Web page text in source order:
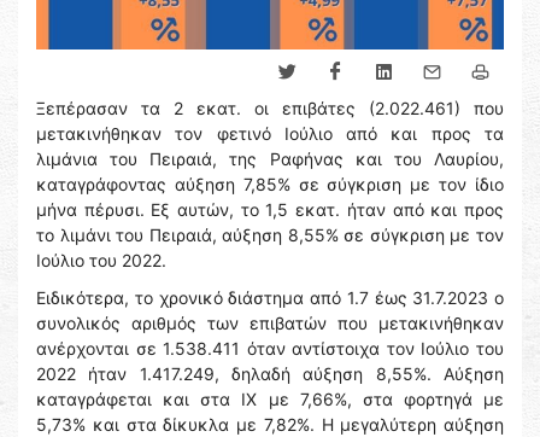
Ξεπέρασαν τα 2 εκατ. οι επιβάτες (2.022.461) που
μετακινήθηκαν τον φετινό Ιούλιο από και προς τα
λιμάνια του Πειραιά, της Ραφήνας και του Λαυρίου,
καταγράφοντας αύξηση 7,85% σε σύγκριση με τον ίδιο
μήνα πέρυσι. Εξ αυτών, το 1,5 εκατ. ήταν από και προς
το λιμάνι του Πειραιά, αύξηση 8,55% σε σύγκριση με τον
Ιούλιο του 2022.
Ειδικότερα, το χρονικό διάστημα από 1.7 έως 31.7.2023 ο
συνολικός αριθμός των επιβατών που μετακινήθηκαν
ανέρχονται σε 1.538.411 όταν αντίστοιχα τον Ιούλιο του
2022 ήταν 1.417.249, δηλαδή αύξηση 8,55%. Αύξηση
καταγράφεται και στα ΙΧ με 7,66%, στα φορτηγά με
5,73% και στα δίκυκλα με 7,82%. Η μεγαλύτερη αύξηση